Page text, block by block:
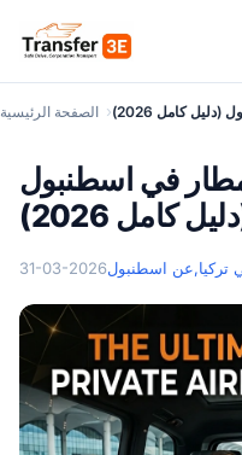
الصفحة الرئيسية كامل 2026)
في اسطنبول
كامل 2026)
31-03-2026 عن اسطنبول,تركيا